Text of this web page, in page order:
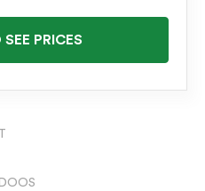
PRICES